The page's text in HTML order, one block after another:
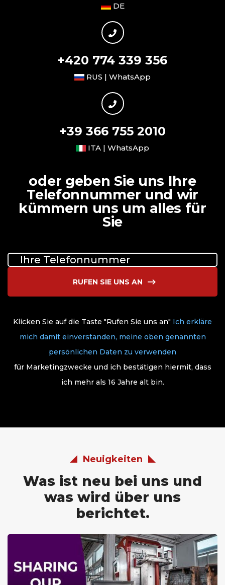
DE
+420 774 339 356
RUS | WhatsApp
+39 366 755 2010
ITA | WhatsApp
oder geben Sie uns Ihre
Telefonnummer und wir
kümmern uns um alles für
Sie
RUFEN SIE UNS AN
Klicken Sie auf die Taste "Rufen Sie uns an" Ich erkläre
mich damit einverstanden, meine oben genannten
persönlichen Daten zu verwenden
für Marketingzwecke und ich bestätigen hiermit, dass
ich mehr als 16 Jahre alt bin.
Neuigkeiten
Was ist neu bei uns und
was wird über uns
berichtet.